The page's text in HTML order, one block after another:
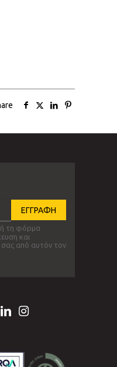
τη φόρμα
και
σας από αυτόν τον